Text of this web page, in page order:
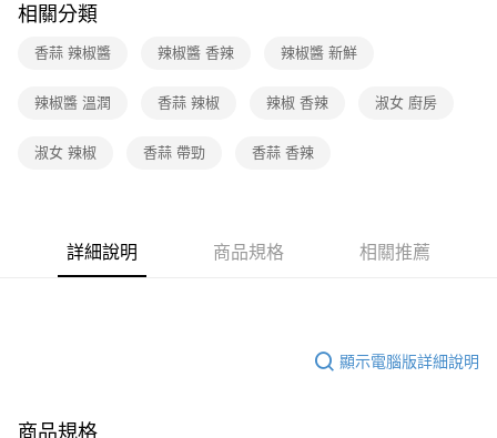
相關分類
香蒜 辣椒醬 辣椒醬 香辣 辣椒醬 新鮮
辣椒醬 溫潤 香蒜 辣椒 辣椒 香辣 淑女 廚房
淑女 辣椒 香蒜 帶勁 香蒜 香辣
詳細說明 商品規格 相關推薦
顯示電腦版詳細說明
商品規格